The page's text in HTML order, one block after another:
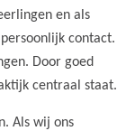
en als
contact.
Door goed
centraal staat.
Als wij ons